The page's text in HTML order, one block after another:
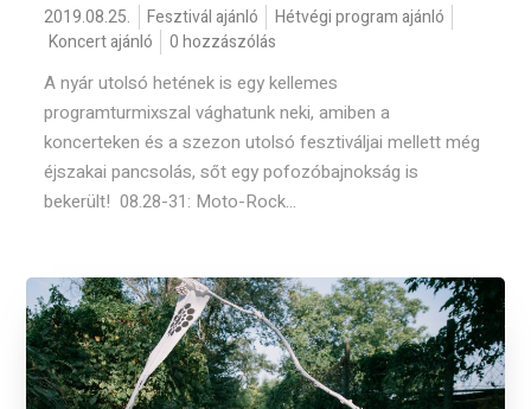
2019.08.25. Fesztivál ajánló
Hétvégi program ajánló
Koncert ajánló
0 hozzászólás
A nyár utolsó hetének is egy kellemes
programturmixszal vághatunk neki, amiben a
koncerteken és a szezon utolsó fesztiváljai mellett még
éjszakai pancsolás, sőt egy pofozóbajnokság is
bekerült! 08.28-31: Moto-Rock...